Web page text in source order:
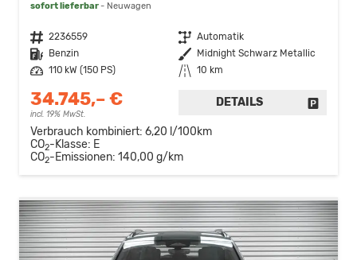
sofort lieferbar Neuwagen
Fahrzeugnr. 2236559 Getriebe Automatik
Kraftstoff
Benzin Außenfarbe
Midnight Schwarz Metallic
Leistung
110 kW (150 PS) Kilometerstand 10 km
34.745,– €
incl. 19% MwSt.
DETAILS
Verbrauch kombiniert: 6,20 l/100km
CO2-Klasse: E
CO2-Emissionen: 140,00 g/km